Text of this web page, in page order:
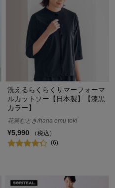
洗えるらくらくサマーフォーマ
ルカットソー【日本製】【漆黒
カラー】
花笑むとき/hana emu toki
¥5,990
（税込）
(6)